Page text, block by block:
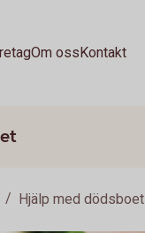
Om ossKontakt
Hjälp med dödsboet